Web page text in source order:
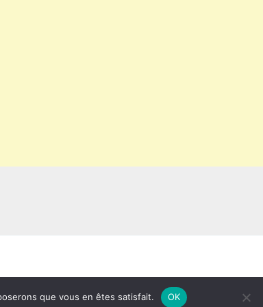
que vous en êtes satisfait. OK